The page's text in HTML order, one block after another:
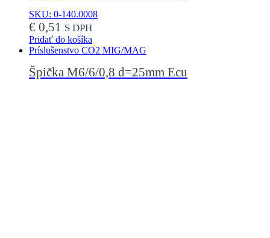
SKU: 0-140.0008
€ 0,51 S DPH
Pridať do košíka
Príslušenstvo CO2 MIG/MAG
Špička M6/6/0,8 d=25mm Ecu